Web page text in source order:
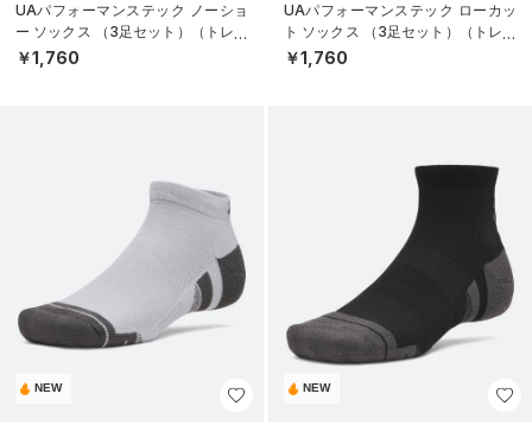
UAパフォーマンステック ノーショ
ー ソックス （3足セット）（トレー
ニング/UNISEX）
￥1,760
UAパフォーマンステック ローカッ
ト ソックス （3足セット）（トレー
ニング/UNISEX）
￥1,760
NEW NEW